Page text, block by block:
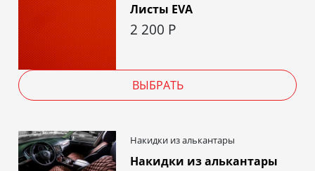
Листы EVA
2 200 Р
ВЫБРАТЬ
Накидки из алькантары
Накидки из алькантары